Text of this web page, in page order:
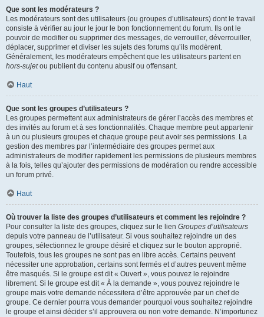
Que sont les modérateurs ?
Les modérateurs sont des utilisateurs (ou groupes d’utilisateurs) dont le travail
consiste à vérifier au jour le jour le bon fonctionnement du forum. Ils ont le
pouvoir de modifier ou supprimer des messages, de verrouiller, déverrouiller,
déplacer, supprimer et diviser les sujets des forums qu’ils modèrent.
Généralement, les modérateurs empêchent que les utilisateurs partent en
hors-sujetou publient du contenu abusif ou offensant.
Haut
Que sont les groupes d’utilisateurs ?
Les groupes permettent aux administrateurs de gérer l’accès des membres et
des invités au forum et à ses fonctionnalités. Chaque membre peut appartenir
à un ou plusieurs groupes et chaque groupe peut avoir ses permissions. La
gestion des membres par l’intermédiaire des groupes permet aux
administrateurs de modifier rapidement les permissions de plusieurs membres
à la fois, telles qu’ajouter des permissions de modération ou rendre accessible
un forum privé.
Haut
Où trouver la liste des groupes d’utilisateurs et comment les rejoindre ?
Pour consulter la liste des groupes, cliquez sur le lien Groupes d’utilisateurs
depuis votre panneau de l’utilisateur. Si vous souhaitez rejoindre un des
groupes, sélectionnez le groupe désiré et cliquez sur le bouton approprié.
Toutefois, tous les groupes ne sont pas en libre accès. Certains peuvent
nécessiter une approbation, certains sont fermés et d’autres peuvent même
être masqués. Si le groupe est dit « Ouvert », vous pouvez le rejoindre
librement. Si le groupe est dit « À la demande », vous pouvez rejoindre le
groupe mais votre demande nécessitera d’être approuvée par un chef de
groupe. Ce dernier pourra vous demander pourquoi vous souhaitez rejoindre
le groupe et ainsi décider s’il approuvera ou non votre demande. N’importunez